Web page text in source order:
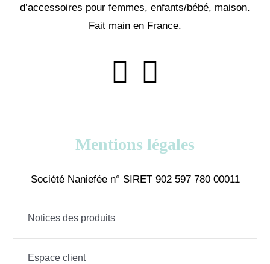
d’accessoires pour femmes, enfants/bébé, maison.
Fait main en France.
Mentions légales
Société Naniefée n° SIRET 902 597 780 00011
Notices des produits
Espace client